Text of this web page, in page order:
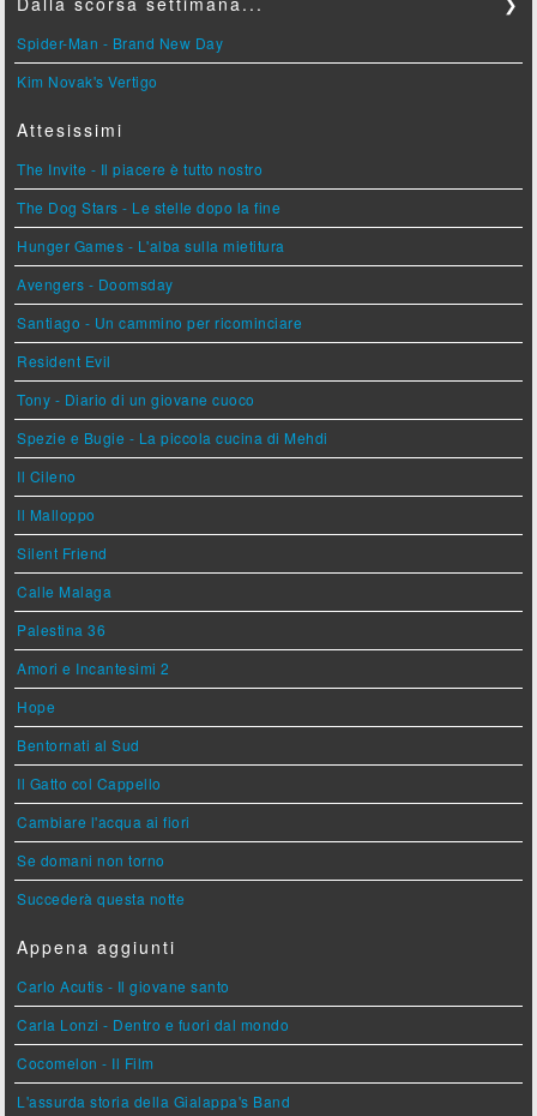
Spider-Man - Brand New Day
Kim Novak's Vertigo
Attesissimi
The Invite - Il piacere è tutto nostro
The Dog Stars - Le stelle dopo la fine
Hunger Games - L'alba sulla mietitura
Avengers - Doomsday
Santiago - Un cammino per ricominciare
Resident Evil
Tony - Diario di un giovane cuoco
Spezie e Bugie - La piccola cucina di Mehdi
Il Cileno
Il Malloppo
Silent Friend
Calle Malaga
Palestina 36
Amori e Incantesimi 2
Hope
Bentornati al Sud
Il Gatto col Cappello
Cambiare l'acqua ai fiori
Se domani non torno
Succederà questa notte
Appena aggiunti
Carlo Acutis - Il giovane santo
Carla Lonzi - Dentro e fuori dal mondo
Cocomelon - Il Film
L'assurda storia della Gialappa's Band